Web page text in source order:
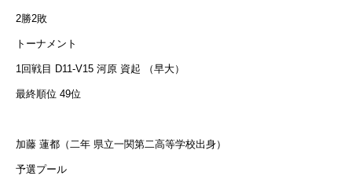
2勝2敗
トーナメント
1回戦目 D11-V15 河原 資起 （早大）
最終順位 49位
加藤 蓮都（二年 県立一関第二高等学校出身）
予選プール